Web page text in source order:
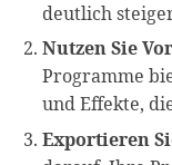
deutlich
Nutzen Sie
Programme
und Effekte,
Exportieren